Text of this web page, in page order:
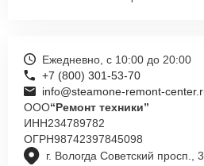
г. Вологда Советский просп.,
Ежедневно, с 10:00 до 20:00
+7 (800) 301-53-70
info@steamone-remont-
ООО“Ремонт техники”
ИНН234789782
ОГРН98742397845098